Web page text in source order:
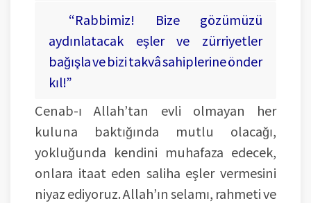
“Rabbimiz! Bize gözümüzü
aydınlatacak eşler ve zürriyetler
bağışla ve bizi takvâ sahiplerine önder
kıl!”
Cenab-ı Allah’tan evli olmayan her
kuluna baktığında mutlu olacağı,
yokluğunda kendini muhafaza edecek,
onlara itaat eden saliha eşler vermesini
niyaz ediyoruz. Allah’ın selamı, rahmeti ve